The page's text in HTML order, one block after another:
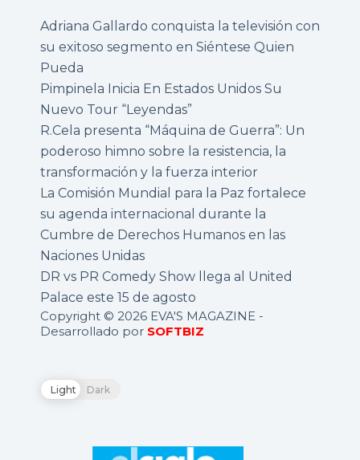
Adriana Gallardo conquista la televisión con
su exitoso segmento en Siéntese Quien
Pueda
Pimpinela Inicia En Estados Unidos Su
Nuevo Tour “Leyendas”
R.Cela presenta “Máquina de Guerra”: Un
poderoso himno sobre la resistencia, la
transformación y la fuerza interior
La Comisión Mundial para la Paz fortalece
su agenda internacional durante la
Cumbre de Derechos Humanos en las
Naciones Unidas
DR vs PR Comedy Show llega al United
Palace este 15 de agosto
Copyright © 2026 EVA'S MAGAZINE -
Desarrollado por SOFTBIZ
Light Dark